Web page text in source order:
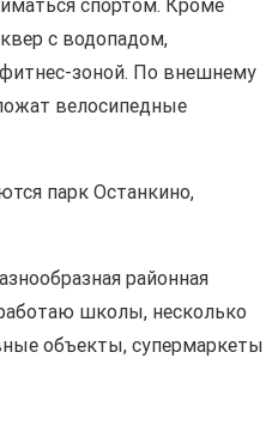
спортом. Кроме
с водопадом,
зоной. По внешнему
велосипедные
парк Останкино,
районная
школы, несколько
объекты, супермаркеты